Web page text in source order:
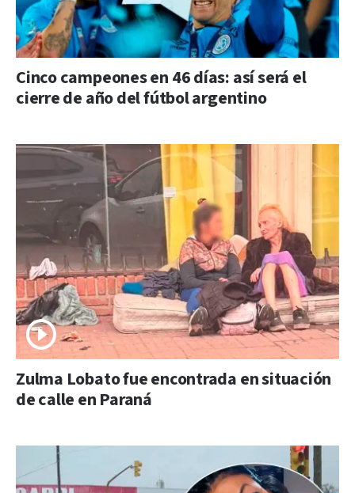
Cinco campeones en 46 días: así será el
cierre de año del fútbol argentino
Zulma Lobato fue encontrada en situación
de calle en Paraná